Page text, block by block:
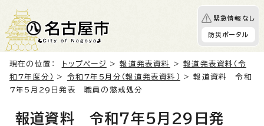
緊急情報なし
防災ポータル
現在の位置： トップページ >報道発表資料 >報道発表資料（令
和7年度分）
> 令和7年5月分（報道発表資料）
> 報道資料 令和
7年5月29日発表 職員の懲戒処分
報道資料 令和7年5月29日発